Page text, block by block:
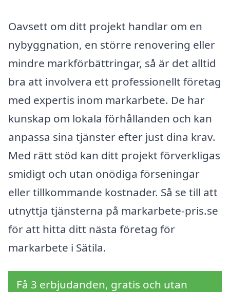
Oavsett om ditt projekt handlar om en
nybyggnation, en större renovering eller
mindre markförbättringar, så är det alltid
bra att involvera ett professionellt företag
med expertis inom markarbete. De har
kunskap om lokala förhållanden och kan
anpassa sina tjänster efter just dina krav.
Med rätt stöd kan ditt projekt förverkligas
smidigt och utan onödiga förseningar
eller tillkommande kostnader. Så se till att
utnyttja tjänsterna på markarbete-pris.se
för att hitta ditt nästa företag för
markarbete i Sätila.
Få 3 erbjudanden, gratis och utan